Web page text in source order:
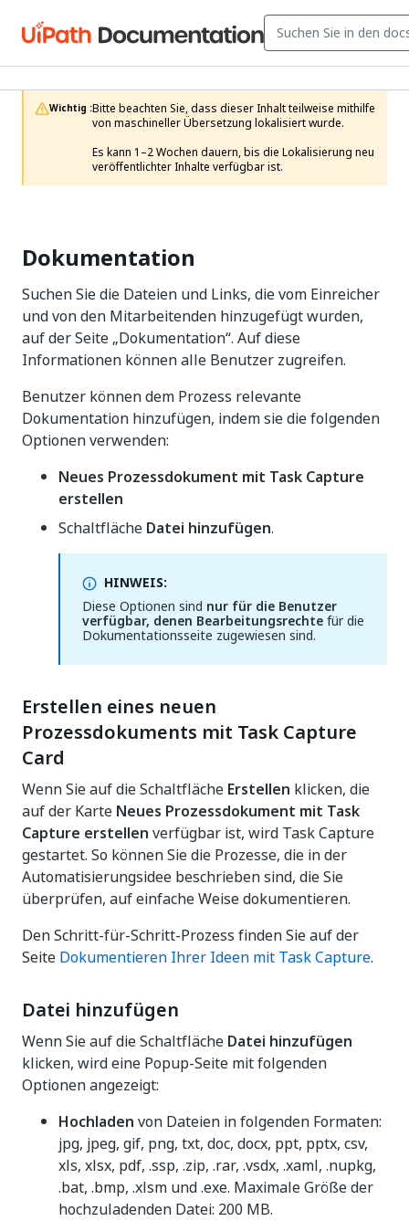
Wichtig :Bitte beachten Sie, dass dieser Inhalt teilweise mithilfe
von maschineller Übersetzung lokalisiert wurde.
Es kann 1–2 Wochen dauern, bis die Lokalisierung neu
veröffentlichter Inhalte verfügbar ist.
Dokumentation
Suchen Sie die Dateien und Links, die vom Einreicher
und von den Mitarbeitenden hinzugefügt wurden,
auf der Seite „Dokumentation“. Auf diese
Informationen können alle Benutzer zugreifen.
Benutzer können dem Prozess relevante
Dokumentation hinzufügen, indem sie die folgenden
Optionen verwenden:
Neues Prozessdokument mit Task Capture
erstellen
Schaltfläche Datei hinzufügen.
HINWEIS:
Diese Optionen sind nur für die Benutzer
verfügbar, denen Bearbeitungsrechtefür die
Dokumentationsseite zugewiesen sind.
Erstellen eines neuen
Prozessdokuments mit Task Capture
Card
Wenn Sie auf die Schaltfläche Erstellen klicken, die
auf der Karte Neues Prozessdokument mit Task
Capture erstellen verfügbar ist, wird Task Capture
gestartet. So können Sie die Prozesse, die in der
Automatisierungsidee beschrieben sind, die Sie
überprüfen, auf einfache Weise dokumentieren.
Den Schritt-für-Schritt-Prozess finden Sie auf der
Seite Dokumentieren Ihrer Ideen mit Task Capture.
Datei hinzufügen
Wenn Sie auf die Schaltfläche Datei hinzufügen
klicken, wird eine Popup-Seite mit folgenden
Optionen angezeigt:
Hochladen von Dateien in folgenden Formaten:
jpg, jpeg, gif, png, txt, doc, docx, ppt, pptx, csv,
xls, xlsx, pdf, .ssp, .zip, .rar, .vsdx, .xaml, .nupkg,
.bat, .bmp, .xlsm und .exe. Maximale Größe der
hochzuladenden Datei: 200 MB.